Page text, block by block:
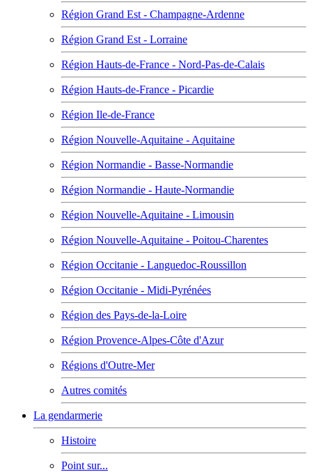
Région Grand Est - Champagne-Ardenne
Région Grand Est - Lorraine
Région Hauts-de-France - Nord-Pas-de-Calais
Région Hauts-de-France - Picardie
Région Ile-de-France
Région Nouvelle-Aquitaine - Aquitaine
Région Normandie - Basse-Normandie
Région Normandie - Haute-Normandie
Région Nouvelle-Aquitaine - Limousin
Région Nouvelle-Aquitaine - Poitou-Charentes
Région Occitanie - Languedoc-Roussillon
Région Occitanie - Midi-Pyrénées
Région des Pays-de-la-Loire
Région Provence-Alpes-Côte d'Azur
Régions d'Outre-Mer
Autres comités
La gendarmerie
Histoire
Point sur...